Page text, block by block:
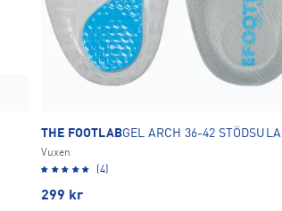
THE FOOTLABGEL ARCH 36-42 STÖDSULA
Vuxen
(4)
299 kr